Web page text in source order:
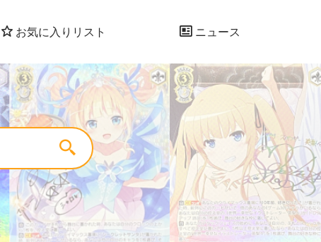
お気に入りリスト ニュース